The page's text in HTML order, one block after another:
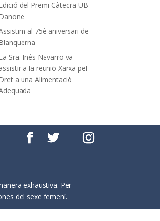
Edició del Premi Càtedra UB-
Danone
al 75è aniversari de
Blanquerna
La Sra. Inés Navarro va
assistir a la reunió Xarxa pel
Dret a una Alimentació
exhaustiva. Per
del sexe femení.